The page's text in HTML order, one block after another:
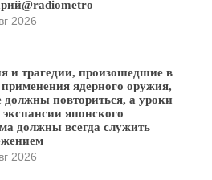
2026
и трагедии, произошедшие в
применения ядерного оружия,
должны повториться, а уроки
экспансии японского
должны всегда служить
2026